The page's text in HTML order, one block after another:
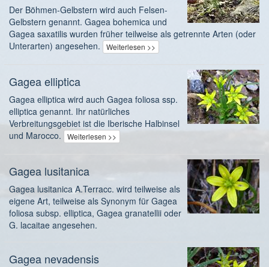
Der Böhmen-Gelbstern wird auch Felsen-
Gelbstern genannt. Gagea bohemica und
Gagea saxatilis wurden früher teilweise als getrennte Arten (oder
Unterarten) angesehen.
Weiterlesen >>
Gagea elliptica
Gagea elliptica wird auch Gagea foliosa ssp.
elliptica genannt. Ihr natürliches
Verbreitungsgebiet ist die Iberische Halbinsel
und Marocco.
Weiterlesen >>
Gagea lusitanica
Gagea lusitanica A.Terracc. wird teilweise als
eigene Art, teilweise als Synonym für Gagea
foliosa subsp. elliptica, Gagea granatellii oder
G. lacaitae angesehen.
Gagea nevadensis